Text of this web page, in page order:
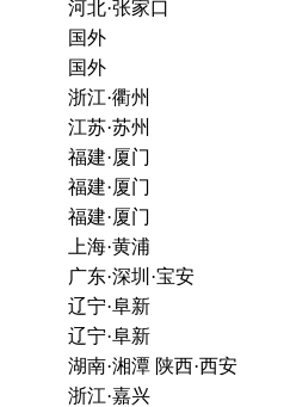
河北·张家口
国外
国外
浙江·衢州
江苏·苏州
福建·厦门
福建·厦门
福建·厦门
上海·黄浦
广东·深圳·宝安
辽宁·阜新
辽宁·阜新
湖南·湘潭 陕西·西安
浙江·嘉兴